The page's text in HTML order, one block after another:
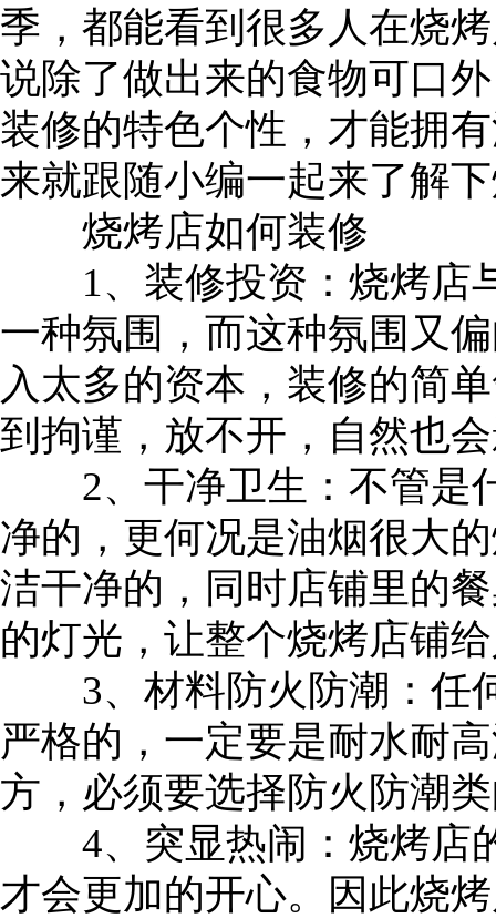
季，都能看到很多人在烧
说除了做出来的食物可口
装修的特色个性，才能拥
来就跟随小编一起来了解
烧烤店如何装修
1、装修投资：烧烤店与
一种氛围，而这种氛围又
入太多的资本，装修的简
到拘谨，放不开，自然也
2、干净卫生：不管是什
净的，更何况是油烟很大
洁干净的，同时店铺里的
的灯光，让整个烧烤店铺
3、材料防火防潮：任何
严格的，一定要是耐水耐
方，必须要选择防火防潮
4、突显热闹：烧烤店的
才会更加的开心。因此烧